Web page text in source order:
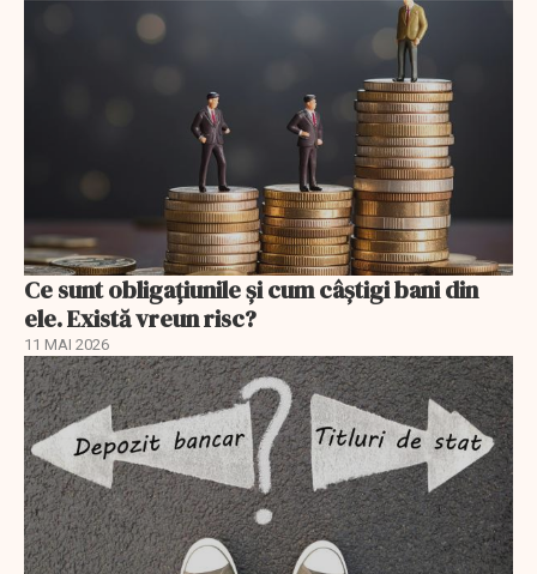
Ce sunt obligațiunile și cum câștigi bani din
ele. Există vreun risc?
11 MAI 2026